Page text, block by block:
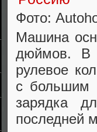
Фото:
Машина
дюймов. В
рулевое
с большим
зарядка
последней